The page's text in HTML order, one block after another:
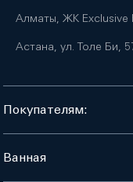
Алматы, ЖК Exclusive
Астана, ул. Толе Би,
Покупателям:
Ванная